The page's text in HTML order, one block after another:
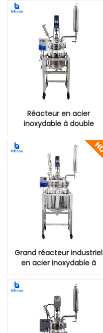
Réacteur en acier
inoxydable à double
couche de 30 L pour la
distillation
Grand réacteur industriel
en acier inoxydable à
gaine de 100L